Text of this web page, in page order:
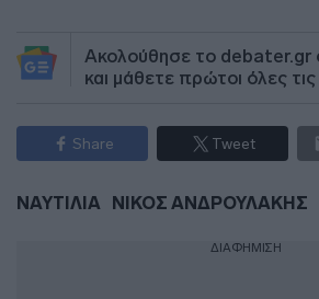
Ακολούθησε το debater.gr
και μάθετε πρώτοι όλες τις
Share Tweet
ΝΑΥΤΙΛΙΑ ΝΙΚΟΣ ΑΝΔΡΟΥΛΑΚΗΣ
ΔΙΑΦΗΜΙΣΗ